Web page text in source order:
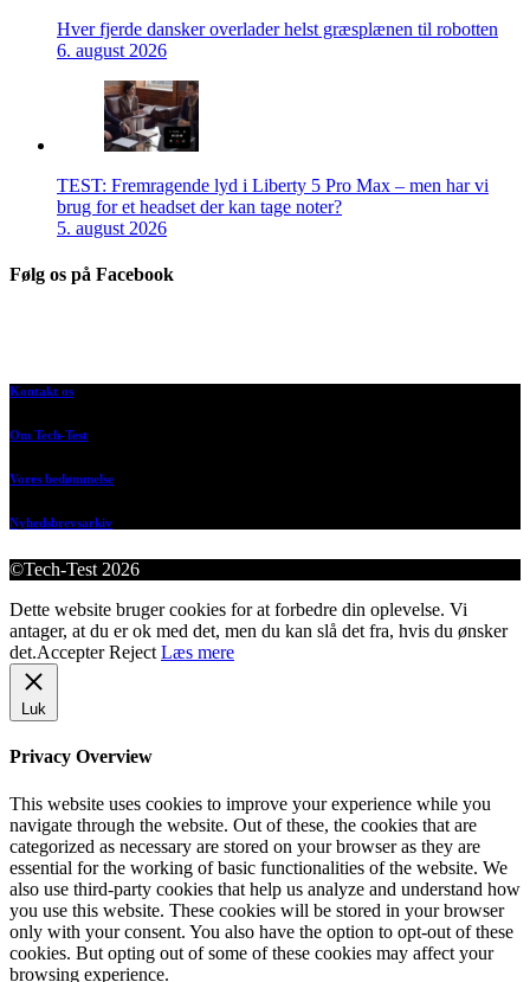
Hver fjerde dansker overlader helst græsplænen til robotten
6. august 2026
TEST: Fremragende lyd i Liberty 5 Pro Max – men har vi
brug for et headset der kan tage noter?
5. august 2026
Følg os på Facebook
Kontakt os
Om Tech-Test
Vores bedømmelse
Nyhedsbrevsarkiv
©Tech-Test 2026
Dette website bruger cookies for at forbedre din oplevelse. Vi
antager, at du er ok med det, men du kan slå det fra, hvis du ønsker
det.Accepter Reject Læs mere
Luk
Privacy Overview
This website uses cookies to improve your experience while you
navigate through the website. Out of these, the cookies that are
categorized as necessary are stored on your browser as they are
essential for the working of basic functionalities of the website. We
also use third-party cookies that help us analyze and understand how
you use this website. These cookies will be stored in your browser
only with your consent. You also have the option to opt-out of these
cookies. But opting out of some of these cookies may affect your
browsing experience.